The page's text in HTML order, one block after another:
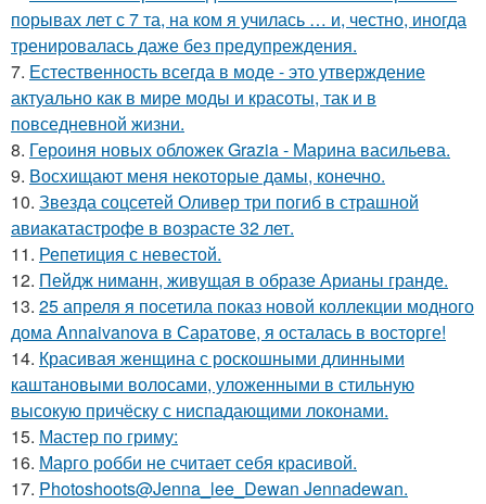
порывах лет с 7 та, на ком я училась … и, честно, иногда
тренировалась даже без предупреждения.
7. Естественность всегда в моде - это утверждение
актуально как в мире моды и красоты, так и в
повседневной жизни.
8. Героиня новых обложек Grazia - Марина васильева.
9. Восхищают меня некоторые дамы, конечно.
10. Звезда соцсетей Оливер три погиб в страшной
авиакатастрофе в возрасте 32 лет.
11. Репетиция с невестой.
12. Пейдж ниманн, живущая в образе Арианы гранде.
13. 25 апреля я посетила показ новой коллекции модного
дома Annaivanova в Саратове, я осталась в восторге!
14. Красивая женщина с роскошными длинными
каштановыми волосами, уложенными в стильную
высокую причёску с ниспадающими локонами.
15. Мастер по гриму:
16. Марго робби не считает себя красивой.
17. Photoshoots@Jenna_lee_Dewan Jennadewan.